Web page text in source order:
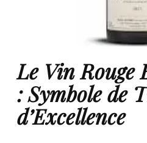
Le Vin Rouge
: Symbole de
d’Excellence